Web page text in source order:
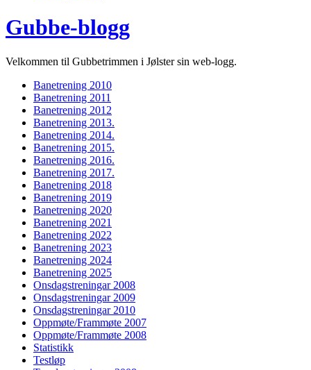
Gubbe-blogg
Velkommen til Gubbetrimmen i Jølster sin web-logg.
Banetrening 2010
Banetrening 2011
Banetrening 2012
Banetrening 2013.
Banetrening 2014.
Banetrening 2015.
Banetrening 2016.
Banetrening 2017.
Banetrening 2018
Banetrening 2019
Banetrening 2020
Banetrening 2021
Banetrening 2022
Banetrening 2023
Banetrening 2024
Banetrening 2025
Onsdagstreningar 2008
Onsdagstreningar 2009
Onsdagstreningar 2010
Oppmøte/Frammøte 2007
Oppmøte/Frammøte 2008
Statistikk
Testløp